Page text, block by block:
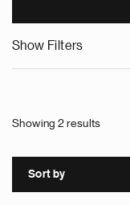
Show Filters
Showing 2 results
Sort by